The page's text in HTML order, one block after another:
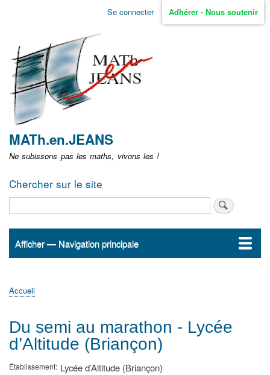
Aller
non
identifié
Se connecter Adhérer - Nous soutenir
MATh.en.JEANS
Ne subissons pas les maths, vivons les !
Chercher sur le site
Navigation
Afficher — Navigation principale
Accueil
ActualitésMATh.en.JEANS ?
Régions et Ateliers
Créer, gérer un atelier
Sujets/Publications
Congrès
d'Ariane
Accueil
Du semi au marathon - Lycée
d’Altitude (Briançon)
Établissement Lycée d’Altitude (Briançon)